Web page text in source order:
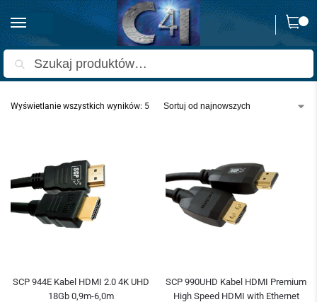
0
Strona główna Produkty oznaczone “18gb”
Wyświetlanie wszystkich wyników: 5
SCP 944E Kabel HDMI 2.0 4K UHD
18Gb 0,9m-6,0m
SCP 990UHD Kabel HDMI Premium
High Speed HDMI with Ethernet